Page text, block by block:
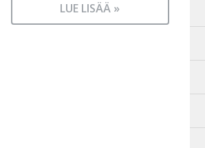
LUE LISÄÄ »